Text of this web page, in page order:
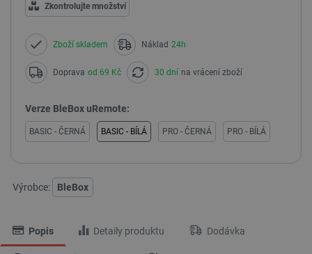
Zkontrolujte množství
Zboží skladem Náklad 24h
Doprava od 69 Kč 30 dní na vrácení zboží
Verze BleBox uRemote:
BASIC - ČERNÁ BASIC - BÍLÁ PRO - ČERNÁ PRO - BÍLÁ
Výrobce: BleBox
Popis Detaily produktu Dodávka